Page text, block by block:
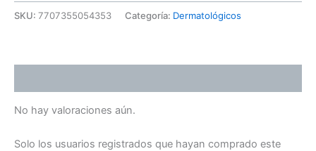
SKU: 7707355054353 Categoría: Dermatológicos
No hay valoraciones aún.
Solo los usuarios registrados que hayan comprado este